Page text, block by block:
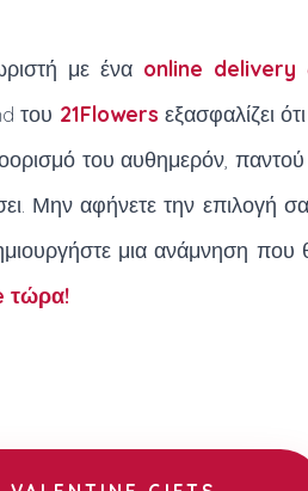
με ένα online delivery
του 21Flowers εξασφαλίζει
του αυθημερόν,
Μην αφήνετε την επιλογή
μια ανάμνηση που
τώρα!